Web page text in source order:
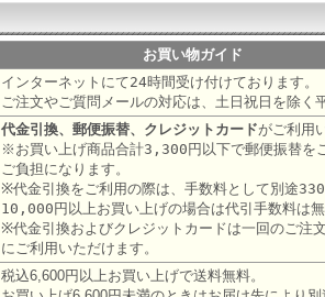
お買い物ガイド
インターネットにて24時間受け付けております。
ご注文やご質問メールの対応は、土日祝日を除く
代金引換、郵便振替、クレジットカードがご利用
※お買い上げ商品合計3,300円以下で郵便振替を
ご負担になります。
※代金引換をご利用の際は、手数料として別途330
10,000円以上お買い上げの場合は代引手数料は無
※代金引換およびクレジットカードは一回のご注
にご利用いただけます。
税込6,600円以上お買い上げで送料無料。